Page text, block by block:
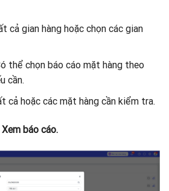
cả gian hàng hoặc chọn các gian
thể chọn báo cáo mặt hàng theo
cần.
cả hoặc các mặt hàng cần kiểm tra.
Xem báo cáo.